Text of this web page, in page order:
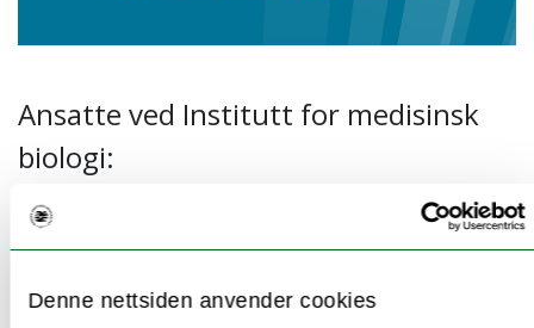
Denne nettsiden anvender cookies
Ansatte ved Institutt for medisinsk
biologi: